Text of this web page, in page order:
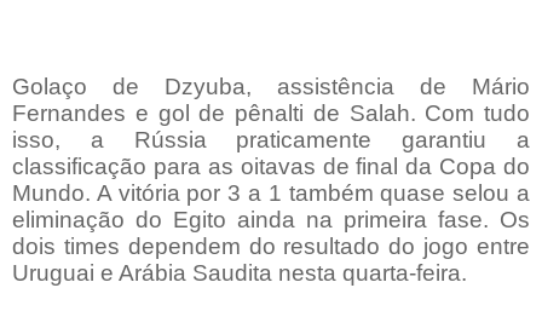
Golaço de Dzyuba, assistência de Mário
Fernandes e gol de pênalti de Salah. Com tudo
isso, a Rússia praticamente garantiu a
classificação para as oitavas de final da Copa do
Mundo. A vitória por 3 a 1 também quase selou a
eliminação do Egito ainda na primeira fase. Os
dois times dependem do resultado do jogo entre
Uruguai e Arábia Saudita nesta quarta-feira.